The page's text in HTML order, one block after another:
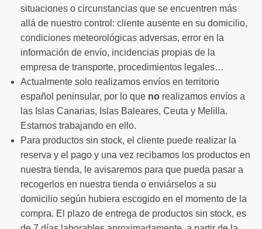
situaciones o circunstancias que se encuentren más
allá de nuestro control: cliente ausente en su domicilio,
condiciones meteorológicas adversas, error en la
información de envío, incidencias propias de la
empresa de transporte, procedimientos legales…
Actualmente solo realizamos envíos en territorio
español peninsular, por lo que no realizamos envíos a
las Islas Canarias, Islas Baleares, Ceuta y Melilla.
Estamos trabajando en ello.
Para productos sin stock, el cliente puede realizar la
reserva y el pago y una vez recibamos los productos en
nuestra tienda, le avisaremos para que pueda pasar a
recogerlos en nuestra tienda o enviárselos a su
domicilio según hubiera escogido en el momento de la
compra. El plazo de entrega de productos sin stock, es